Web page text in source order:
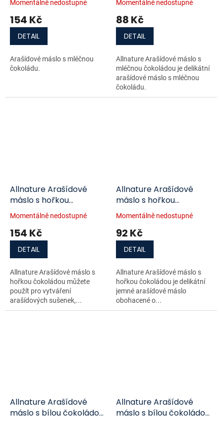
Momentálně nedostupné
154 Kč
DETAIL
Arašídové máslo s mléčnou
čokoládu.
Momentálně nedostupné
88 Kč
DETAIL
Allnature Arašídové máslo s
mléčnou čokoládou je delikátní
arašídové máslo s mléčnou
čokoládu.
Allnature Arašídové
máslo s hořkou
čokoládou 500g
Momentálně nedostupné
154 Kč
DETAIL
Allnature Arašídové máslo s
hořkou čokoládou můžete
použít pro vytváření
arašídových sušenek,...
Allnature Arašídové
máslo s hořkou
čokoládou 220g
Momentálně nedostupné
92 Kč
DETAIL
Allnature Arašídové máslo s
hořkou čokoládou je delikátní
jemné arašídové máslo
obohacené o...
Allnature Arašídové
máslo s bílou čokoládou
Allnature Arašídové
máslo s bílou čokoládou